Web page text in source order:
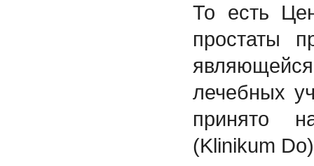
То есть
простаты
лечебных
принято
(Klinikum